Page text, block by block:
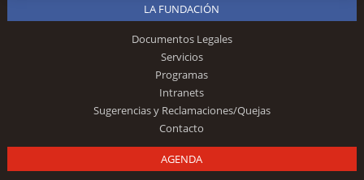
LA FUNDACIÓN
Documentos Legales
Servicios
Programas
Intranets
Sugerencias y Reclamaciones/Quejas
Contacto
AGENDA